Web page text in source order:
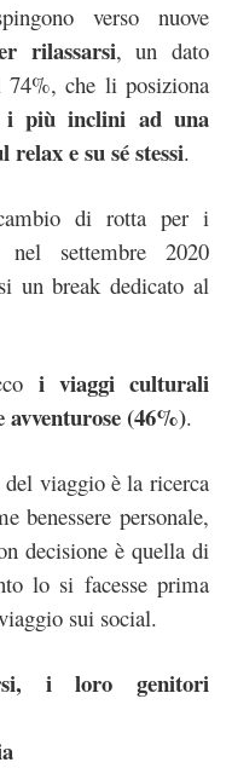
verso nuove
rilassarsi, un dato
74%, che li posiziona
i più inclini ad una
relax e su sé stessi.
di rotta per i
settembre 2020
un break dedicato al
i viaggi culturali
avventurose (46%).
viaggio è la ricerca
benessere personale,
decisione è quella di
lo si facesse prima
sui social.
i loro genitori